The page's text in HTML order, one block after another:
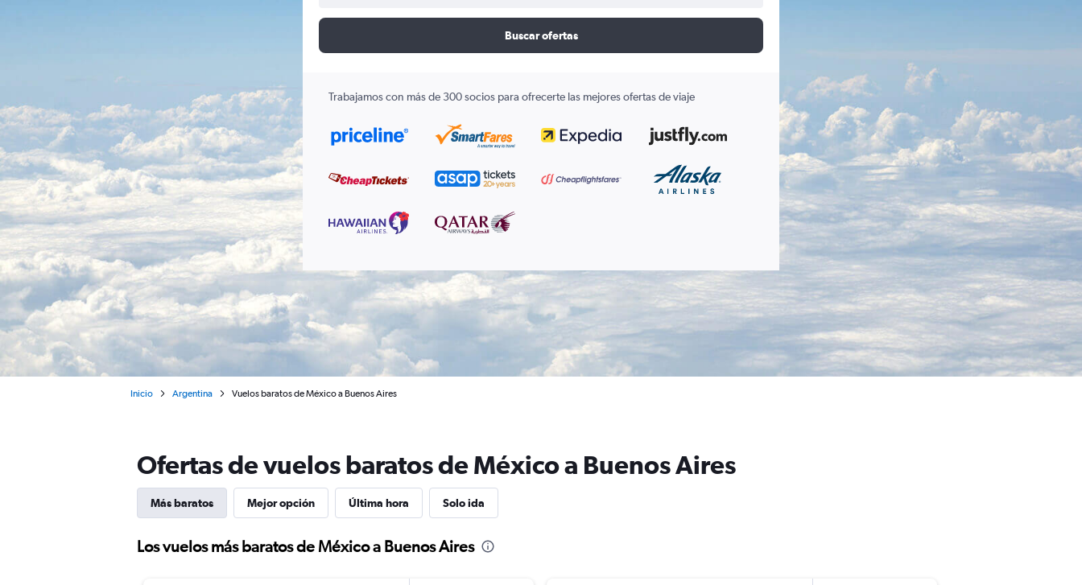
Buscar ofertas
Trabajamos con más de 300 socios para ofrecerte las mejores ofertas de viaje
Inicio Argentina Vuelos baratos de México a Buenos Aires
Ofertas de vuelos baratos de México a Buenos Aires
Más baratos Mejor opción Última hora Solo ida
Los vuelos más baratos de México a Buenos Aires